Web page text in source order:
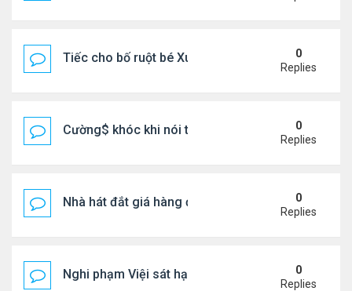
Tiếc cho bố ruột bé Xuân Mai ở Mỹ
0
Replies
Cường$ khóc khi nói thật về hôn nhân
0
Replies
Nhà hát đắt giá hàng đầu tg ở VN
0
Replies
Nghi phạm Việi sát hại cụ bà 91 tuổi, phi tang xác
0
Replies